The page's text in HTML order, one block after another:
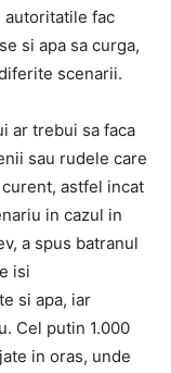
autoritatile fac
si apa sa curga,
scenarii.
ar trebui sa faca
sau rudele care
astfel incat
in cazul in
a spus batranul
isi
si apa, iar
Cel putin 1.000
in oras, unde